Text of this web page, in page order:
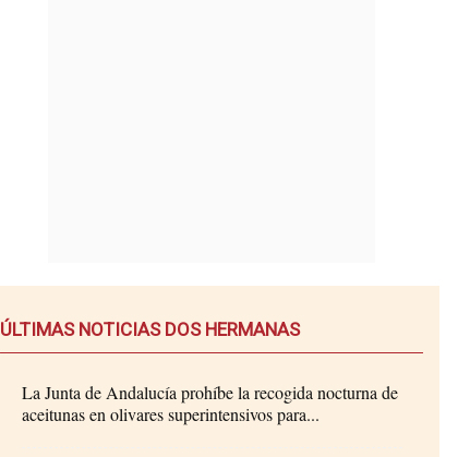
ÚLTIMAS NOTICIAS DOS HERMANAS
La Junta de Andalucía prohíbe la recogida nocturna de
aceitunas en olivares superintensivos para...